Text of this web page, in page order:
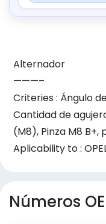
Alternador
———–
Criteries : Ángulo
Cantidad de
(M8), Pinza M8
Aplicability to :
Números OE